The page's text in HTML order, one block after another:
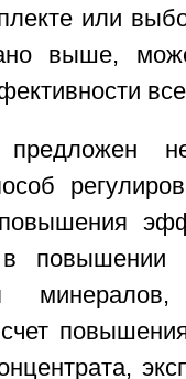
или
выше,
повышении